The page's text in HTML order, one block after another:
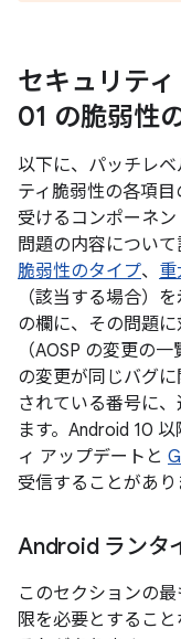
セキュリテ
01 の脆弱性
以下に、パッチレ
ティ脆弱性の各項
受けるコンポーネン
問題の内容について
脆弱性のタイプ、 重
（該当する場合）
の欄に、その問題
（AOSP の変更の
の変更が同じバグ
されている番号に
ます。Android 10
ィ アップデートと
受信することがあり
Android ランタ
このセクションの
限を必要とするこ